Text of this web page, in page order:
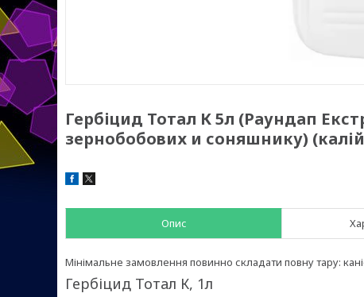
Гербіцид Тотал К 5л (Раундап
зернобобових и соняшнику)
Опис
Мінімальне замовлення повинно складати повну тару:
Гербіцид Тотал К, 1л